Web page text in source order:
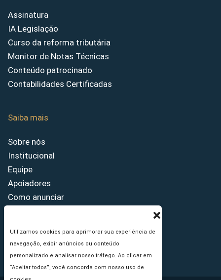
Utilizamos cookies para aprimorar sua experiência de
navegação, exibir anúncios ou conteúdo
personalizado e analisar nosso tráfego. Ao clicar em
“Aceitar todos”, você concorda com nosso uso de
Assinatura
IA Legislação
Curso da reforma tributária
Monitor de Notas Técnicas
Conteúdo patrocinado
Contabilidades Certificadas
Saiba mais
Sobre nós
Institucional
Equipe
Apoiadores
Como anunciar
Princípios Editoriais